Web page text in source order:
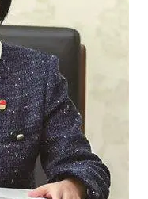
体育强国建设